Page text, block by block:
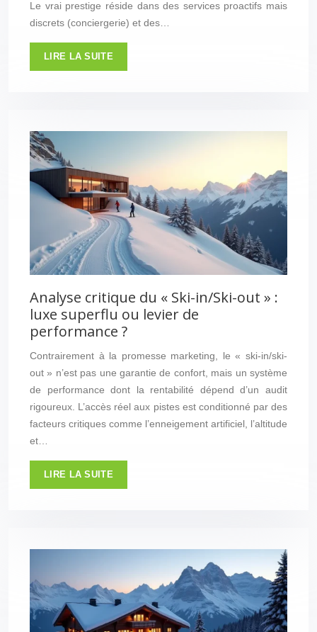
Le vrai prestige réside dans des services proactifs mais
discrets (conciergerie) et des…
LIRE LA SUITE
Analyse critique du « Ski-in/Ski-out » :
luxe superflu ou levier de
performance ?
Contrairement à la promesse marketing, le « ski-in/ski-
out » n’est pas une garantie de confort, mais un système
de performance dont la rentabilité dépend d’un audit
rigoureux. L’accès réel aux pistes est conditionné par des
facteurs critiques comme l’enneigement artificiel, l’altitude
et…
LIRE LA SUITE